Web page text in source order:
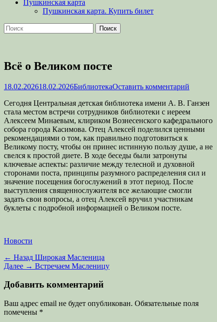
Пушкинская карта
Пушкинская карта. Купить билет
Поиск
Найти:
Всё о Великом посте
Опубликовано
18.02.202618.02.2026Автор
БиблиотекаОставить комментарий
Сегодня Центральная детская библиотека имени А. В. Ганзен
стала местом встречи сотрудников библиотеки с иереем
Алексеем Минаевым, клириком Вознесенского кафедрального
собора города Касимова. Отец Алексей поделился ценными
рекомендациями о том, как правильно подготовиться к
Великому посту, чтобы он принес истинную пользу душе, а не
свелся к простой диете. В ходе беседы были затронуты
ключевые аспекты: различие между телесной и духовной
сторонами поста, принципы разумного распределения сил и
значение посещения богослужений в этот период. После
выступления священнослужителя все желающие смогли
задать свои вопросы, а отец Алексей вручил участникам
буклеты с подробной информацией о Великом посте.
Категории
Новости
Навигация
по
записям
← Назад Предыдущая
запись:
Широкая Масленица
Далее → Следующая
Встречаем Масленицу
Добавить комментарий
Ваш адрес email не будет опубликован. Обязательные поля
помечены *